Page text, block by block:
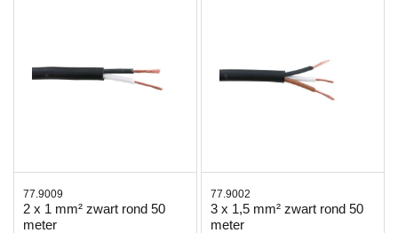
77.9009
2 x 1 mm² zwart rond 50
meter
77.9002
3 x 1,5 mm² zwart rond 50
meter